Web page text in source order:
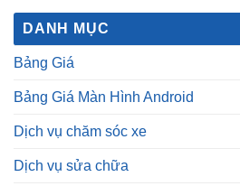
DANH MỤC
Bảng Giá
Bảng Giá Màn Hình Android
Dịch vụ chăm sóc xe
Dịch vụ sửa chữa